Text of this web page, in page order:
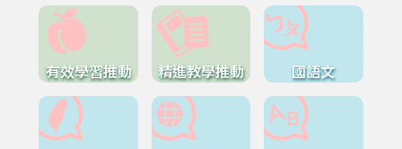
有效學習推動 精進教學推動 國語文